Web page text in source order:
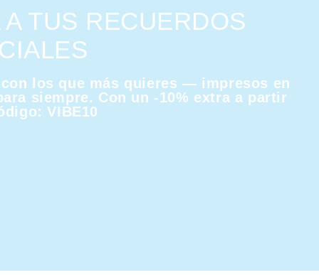
TUS RECUERDOS
los que más quieres — impresos en
siempre. Con un -10% extra a partir
VIBE10